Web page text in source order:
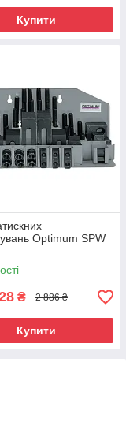
Купити
Optimum SPW
₴ 2 886 ₴
Купити